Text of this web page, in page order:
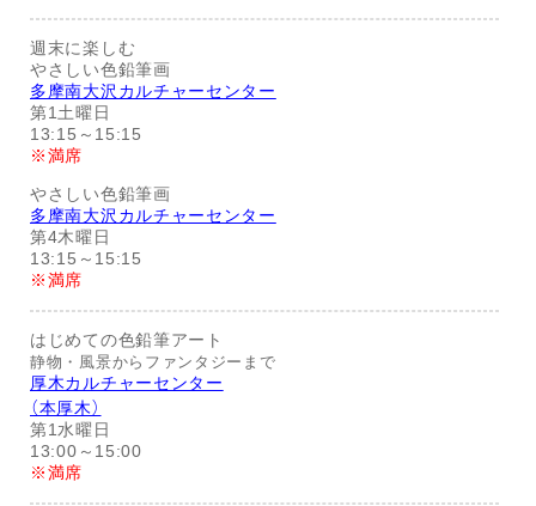
週末に楽しむ
やさしい色鉛筆画
多摩南大沢カルチャーセンター
第1土曜日
13:15～15:15
※満席
やさしい色鉛筆画
多摩南大沢カルチャーセンター
第4木曜日
13:15～15:15
※満席
はじめての色鉛筆アート
静物・風景からファンタジーまで
厚木カルチャーセンター
（本厚木）
第1水曜日
13:00～15:00
※満席